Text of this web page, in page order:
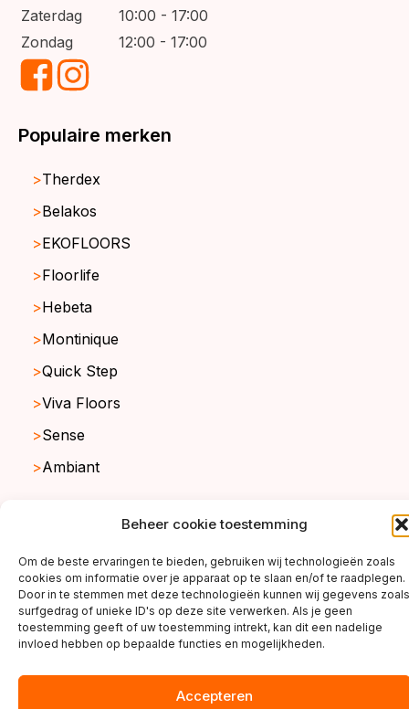
Beheer cookie toestemming
Om de beste ervaringen te bieden, gebruiken wij technologieën zoals
cookies om informatie over je apparaat op te slaan en/of te raadplegen.
Door in te stemmen met deze technologieën kunnen wij gegevens zoals
surfgedrag of unieke ID's op deze site verwerken. Als je geen
toestemming geeft of uw toestemming intrekt, kan dit een nadelige
invloed hebben op bepaalde functies en mogelijkheden.
Accepteren
Zaterdag
10:00 - 17:00
Zondag
12:00 - 17:00
Populaire merken
Therdex
Belakos
EKOFLOORS
Floorlife
Hebeta
Montinique
Quick Step
Viva Floors
Sense
Ambiant